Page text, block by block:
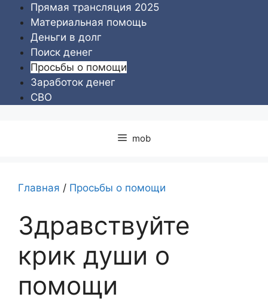
Перейти
содержимому
Прямая трансляция 2025
Материальная помощь
Деньги в долг
Поиск денег
Просьбы о помощи
Заработок денег
СВО
mob
Главная / Просьбы о помощи
Здравствуйте
крик души о
помощи